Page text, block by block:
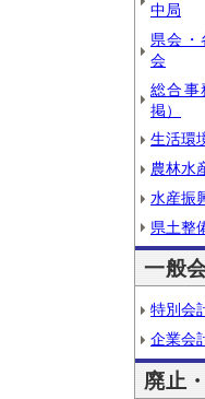
中局
県会・
会
総合事
掲）
生活環
農林水
水産振
県土整
一般
特別会
企業会
廃止